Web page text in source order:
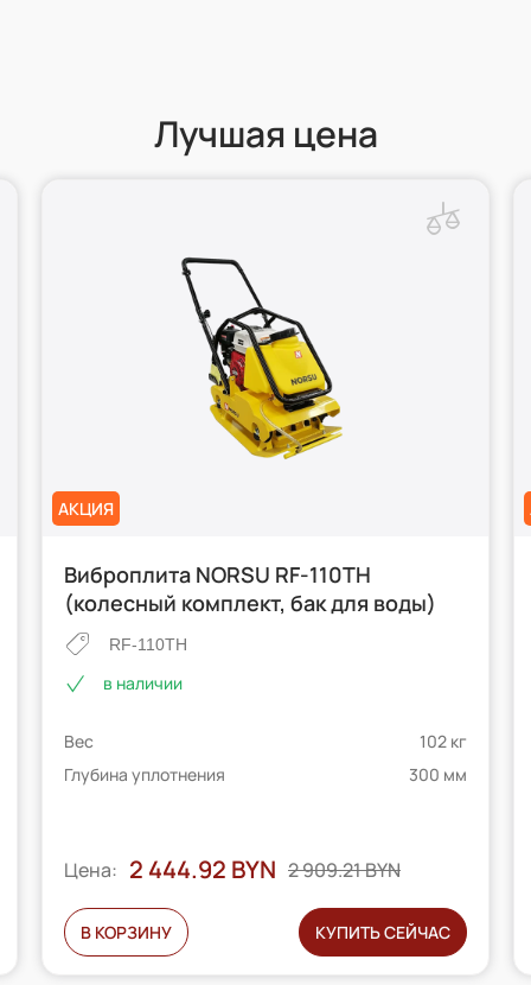
Лучшая цена
АКЦИЯ
Виброплита NORSU RF-110TH
(колесный комплект, бак для воды)
RF-110TH
в наличии
Вес
102 кг
Глубина уплотнения
300 мм
Цена: 2 444.92 BYN 2 909.21 BYN
В КОРЗИНУ КУПИТЬ СЕЙЧАС